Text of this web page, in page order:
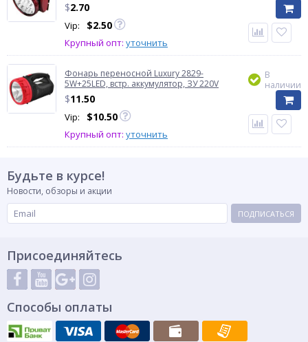
$2.70
Vip: $2.50
Крупный опт: уточнить
Фонарь переносной Luxury 2829-
5W+25LED, встр. аккумулятор, ЗУ 220V
$11.50
Vip: $10.50
Крупный опт: уточнить
В
наличии
Будьте в курсе!
Новости, обзоры и акции
ПОДПИСАТЬСЯ
Присоединяйтесь
Способы оплаты